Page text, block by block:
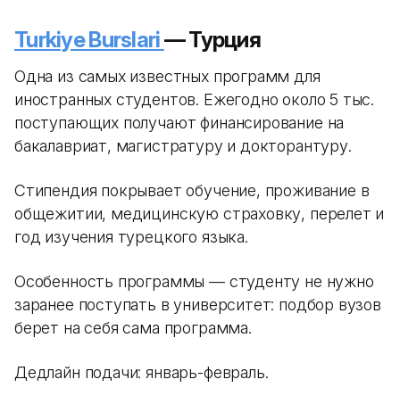
Turkiye Burslari— Турция
Одна из самых известных программ для
иностранных студентов. Ежегодно около 5 тыс.
поступающих получают финансирование на
бакалавриат, магистратуру и докторантуру.
Стипендия покрывает обучение, проживание в
общежитии, медицинскую страховку, перелет и
год изучения турецкого языка.
Особенность программы — студенту не нужно
заранее поступать в университет: подбор вузов
берет на себя сама программа.
Дедлайн подачи: январь-февраль.